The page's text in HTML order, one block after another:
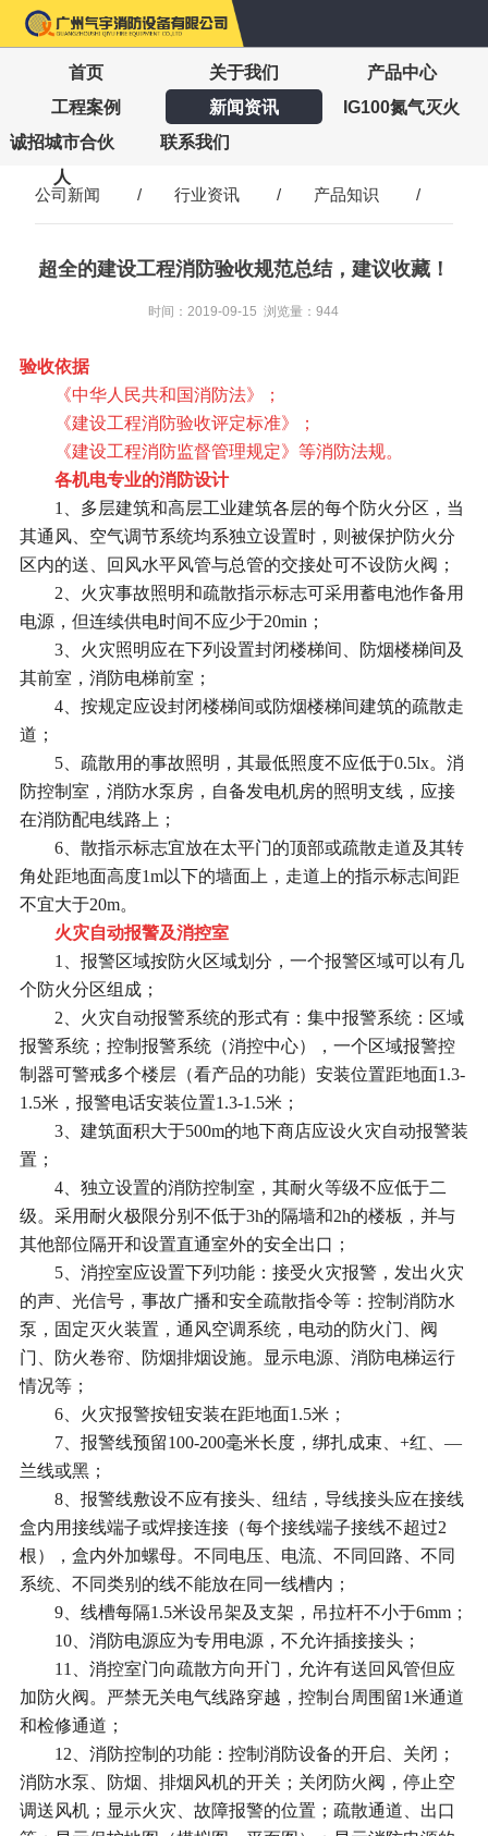
首页 关于我们
产品中心
工程案例
新闻资讯
IG100氮气灭火
诚招城市合伙
人
联系我们
公司新闻 / 行业资讯 / 产品知识 /
超全的建设工程消防验收规范总结，建议收藏！
时间：2019-09-15 浏览量：944
验收依据
《中华人民共和国消防法》；
《建设工程消防验收评定标准》；
《建设工程消防监督管理规定》等消防法规。
各机电专业的消防设计
1、多层建筑和高层工业建筑各层的每个防火分区，当
其通风、空气调节系统均系独立设置时，则被保护防火分
区内的送、回风水平风管与总管的交接处可不设防火阀；
2、火灾事故照明和疏散指示标志可采用蓄电池作备用
电源，但连续供电时间不应少于20min；
3、火灾照明应在下列设置封闭楼梯间、防烟楼梯间及
其前室，消防电梯前室；
4、按规定应设封闭楼梯间或防烟楼梯间建筑的疏散走
道；
5、疏散用的事故照明，其最低照度不应低于0.5lx。消
防控制室，消防水泵房，自备发电机房的照明支线，应接
在消防配电线路上；
6、散指示标志宜放在太平门的顶部或疏散走道及其转
角处距地面高度1m以下的墙面上，走道上的指示标志间距
不宜大于20m。
火灾自动报警及消控室
1、报警区域按防火区域划分，一个报警区域可以有几
个防火分区组成；
2、火灾自动报警系统的形式有：集中报警系统：区域
报警系统；控制报警系统（消控中心），一个区域报警控
制器可警戒多个楼层（看产品的功能）安装位置距地面1.3-
1.5米，报警电话安装位置1.3-1.5米；
3、建筑面积大于500m的地下商店应设火灾自动报警装
置；
4、独立设置的消防控制室，其耐火等级不应低于二
级。采用耐火极限分别不低于3h的隔墙和2h的楼板，并与
其他部位隔开和设置直通室外的安全出口；
5、消控室应设置下列功能：接受火灾报警，发出火灾
的声、光信号，事故广播和安全疏散指令等：控制消防水
泵，固定灭火装置，通风空调系统，电动的防火门、阀
门、防火卷帘、防烟排烟设施。显示电源、消防电梯运行
情况等；
6、火灾报警按钮安装在距地面1.5米；
7、报警线预留100-200毫米长度，绑扎成束、+红、—
兰线或黑；
8、报警线敷设不应有接头、纽结，导线接头应在接线
盒内用接线端子或焊接连接（每个接线端子接线不超过2
根），盒内外加螺母。不同电压、电流、不同回路、不同
系统、不同类别的线不能放在同一线槽内；
9、线槽每隔1.5米设吊架及支架，吊拉杆不小于6mm；
10、消防电源应为专用电源，不允许插接接头；
11、消控室门向疏散方向开门，允许有送回风管但应
加防火阀。严禁无关电气线路穿越，控制台周围留1米通道
和检修通道；
12、消防控制的功能：控制消防设备的开启、关闭；
消防水泵、防烟、排烟风机的开关；关闭防火阀，停止空
调送风机；显示火灾、故障报警的位置；疏散通道、出口